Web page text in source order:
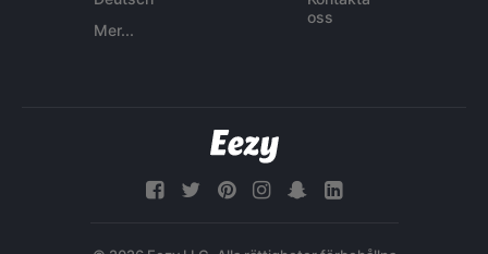
Mer...
oss